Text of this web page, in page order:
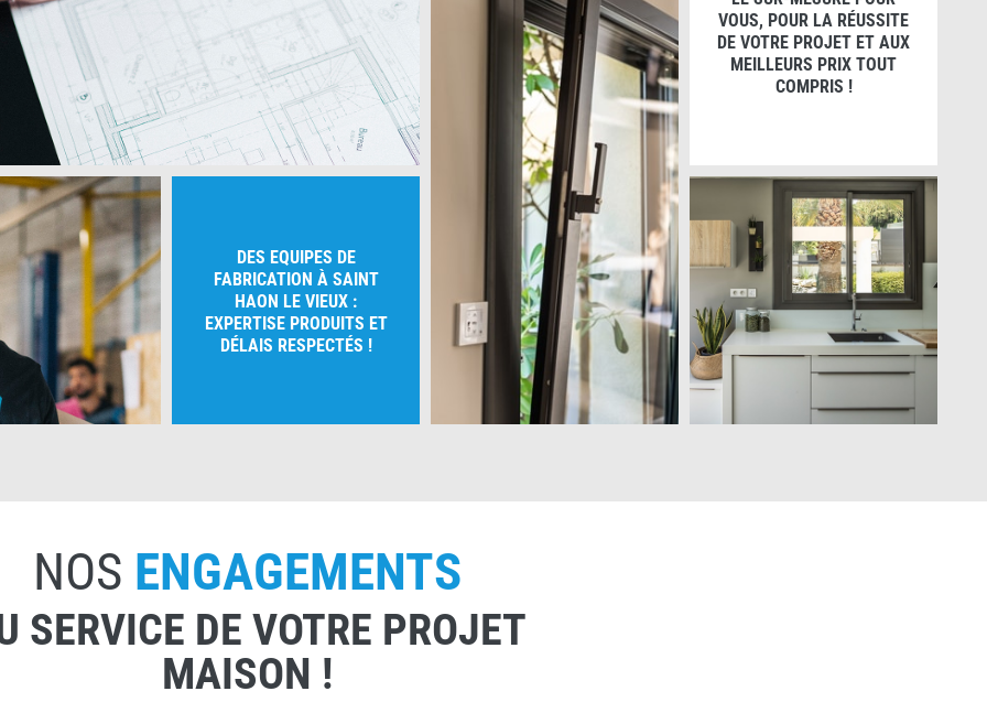
VOUS, POUR LA RÉUSSITE
DE VOTRE PROJET ET AUX
MEILLEURS PRIX TOUT
COMPRIS !
DES EQUIPES DE
FABRICATION À SAINT
HAON LE VIEUX :
EXPERTISE PRODUITS ET
DÉLAIS RESPECTÉS !
NOS ENGAGEMENTS
SERVICE DE VOTRE PROJET
MAISON !